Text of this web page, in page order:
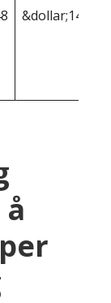
&dollar;146